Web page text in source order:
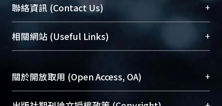
臺大位居世界頂尖大學之列，為永久珍藏及向國際
展現本校豐碩的研究成果及學術能量，圖書館整合
機構典藏（NTUR）與學術庫（AH）不同功能平
台，成為臺大學術典藏NTU scholars。期能整合研
成果。
To permanently archive and promote researcher
聯絡資訊 (Contact Us) +
總館學科館員(Main Library)
醫學圖書館學科館員(Medical Library)
Sciences Library)
相關網站 (Useful Links) +
關於開放取用 (Open Access, OA) +